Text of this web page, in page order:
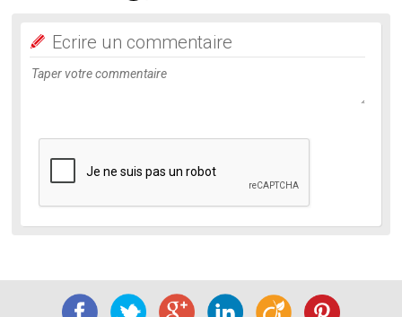
Ecrire un commentaire